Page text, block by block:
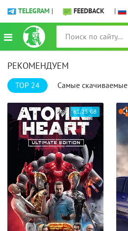
TELEGRAM | FEEDBACK |
РЕКОМЕНДУЕМ
TOP 24 Самые скачиваемые
61.25 GB